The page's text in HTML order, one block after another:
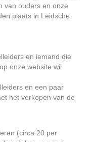
van ouders en onze
plaats in Leidsche
en iemand die
onze website wil
en een paar
het verkopen van de
(circa 20 per